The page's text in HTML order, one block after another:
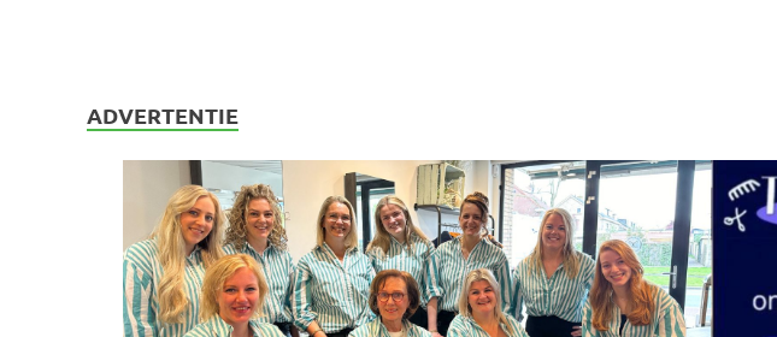
ADVERTENTIE